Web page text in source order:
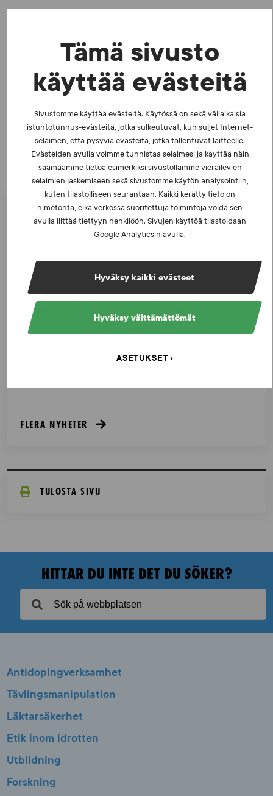
Tämä sivusto
käyttää evästeitä
Sivustomme käyttää evästeitä. Käytössä on sekä väliaikaisia
istuntotunnus-evästeitä, jotka sulkeutuvat, kun suljet Internet-
selaimen, että pysyviä evästeitä, jotka tallentuvat laitteelle.
Evästeiden avulla voimme tunnistaa selaimesi ja käyttää näin
saamaamme tietoa esimerkiksi sivustollamme vierailevien
selaimien laskemiseen sekä sivustomme käytön analysointiin,
kuten tilastolliseen seurantaan. Kaikki kerätty tieto on
nimetöntä, eikä verkossa suoritettuja toimintoja voida sen
avulla liittää tiettyyn henkilöön. Sivujen käyttöä tilastoidaan
Google Analyticsin avulla.
Hyväksy kaikki evästeet
Hyväksy välttämättömät
ASETUKSET
Nationell lägesbild gällande tävlingsmanipulation
2024 har publicerats
NYHETER
NYHETER - 23.2.2026
Antalet kontroller ökade år 2025 – idrottarna gav
utmärkta betyg
NYHETER - 26.3.2025
Resultaten från FCEI:s idrottsenkät och
kontrollstatistiken för 2024 är färdiga
FLERA NYHETER
TULOSTA SIVU
HITTAR DU INTE DET DU SÖKER?
Antidopingverksamhet
Tävlingsmanipulation
Läktarsäkerhet
Etik inom idrotten
Utbildning
Forskning